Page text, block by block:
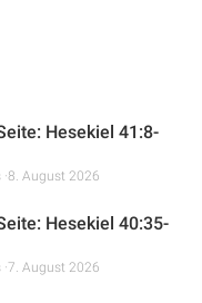
Hesekiel 41:8-
8. August 2026
Hesekiel 40:35-
7. August 2026